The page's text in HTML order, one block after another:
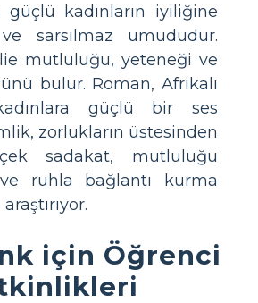
güçlü kadınların iyiliğine
sarsılmaz umududur.
mutluluğu, yeteneği ve
bulur. Roman, Afrikalı
güçlü bir ses
zorlukların üstesinden
sadakat, mutluluğu
ruhla bağlantı kurma
için Öğrenci